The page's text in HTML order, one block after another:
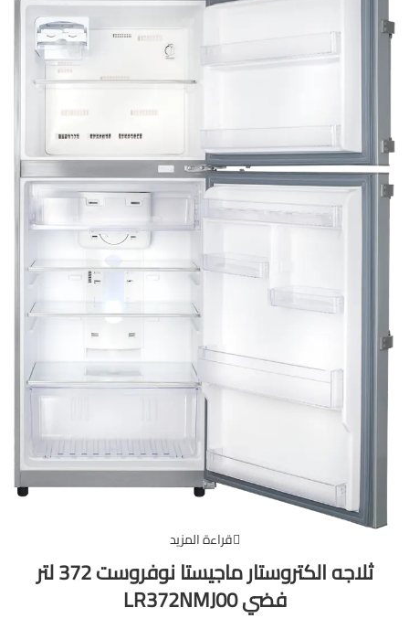
قراءة المزيد
ثلاجه الكتروستار ماجيستا نوفروست 372 لتر
فضي LR372NMJ00